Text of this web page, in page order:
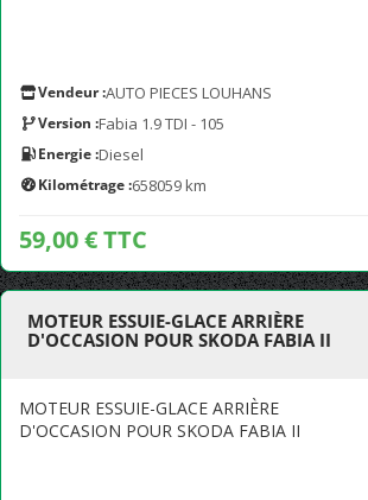
Vendeur :AUTO PIECES LOUHANS
Version :Fabia 1.9 TDI - 105
Energie :Diesel
Kilométrage :658059 km
59,00 € TTC
MOTEUR ESSUIE-GLACE ARRIÈRE
D'OCCASION POUR SKODA FABIA II
MOTEUR ESSUIE-GLACE ARRIÈRE
D'OCCASION POUR SKODA FABIA II